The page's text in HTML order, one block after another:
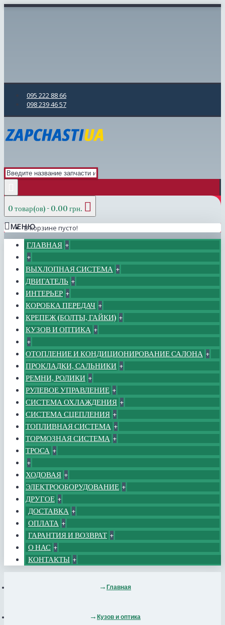
095 222 88 66
098 239 46 57
0 товар(ов) - 0.00 грн.
В корзине пусто!
МЕНЮ
ГЛАВНАЯ +
+
ВЫХЛОПНАЯ СИСТЕМА +
ДВИГАТЕЛЬ +
ИНТЕРЬЕР +
КОРОБКА ПЕРЕДАЧ +
КРЕПЕЖ (БОЛТЫ, ГАЙКИ) +
КУЗОВ И ОПТИКА +
+
ОТОПЛЕНИЕ И КОНДИЦИОНИРОВАНИЕ САЛОНА +
ПРОКЛАДКИ, САЛЬНИКИ +
РЕМНИ, РОЛИКИ +
РУЛЕВОЕ УПРАВЛЕНИЕ +
СИСТЕМА ОХЛАЖДЕНИЯ +
СИСТЕМА СЦЕПЛЕНИЯ +
ТОПЛИВНАЯ СИСТЕМА +
ТОРМОЗНАЯ СИСТЕМА +
ТРОСА +
+
ХОДОВАЯ +
ЭЛЕКТРООБОРУДОВАНИЕ +
ДРУГОЕ +
ДОСТАВКА +
ОПЛАТА +
ГАРАНТИЯ И ВОЗВРАТ +
О НАС +
КОНТАКТЫ +
Главная
Кузов и оптика